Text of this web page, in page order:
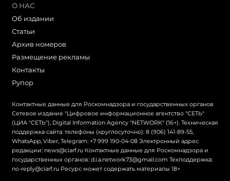
О НАС
Об издании
Статьи
Архив номеров
Размещение рекламы
Контакты
Рупор
Контактные данные для Роскомнадзора и государственных органов
Сетевое издание "Цифровое информационное агентство "СЕТЬ"
(ЦИА "СЕТЬ"), Digital Information Agency "NETWORK" (16+). Техническая
поддержка сайта: телефоны (круглосуточно): 8 (906) 141-89-55,
WhatsApp, Viber, Telegram: +7 999 190-04-08 Электронный адрес
редакции: news@ciarf.ru Контактные данные для Роскомнадзора и
государственных органов: d.i.a.network73@gmail.com Техподдержка:
no-reply@ciarf.ru Ресурс может содержать материалы 18+